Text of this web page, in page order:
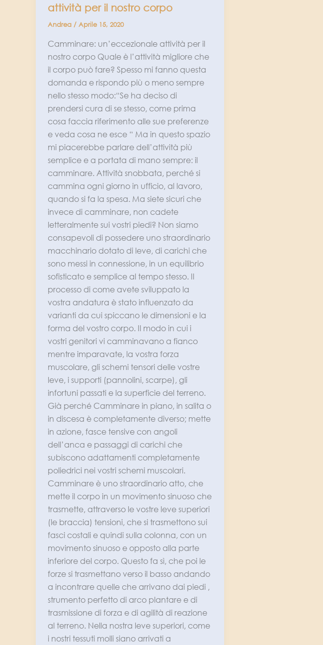
attività per il nostro corpo
Andrea / Aprile 15, 2020
Camminare: un’eccezionale attività per il
nostro corpo Quale è l’attività migliore che
il corpo può fare? Spesso mi fanno questa
domanda e rispondo più o meno sempre
nello stesso modo:“Se ha deciso di
prendersi cura di se stesso, come prima
cosa faccia riferimento alle sue preferenze
e veda cosa ne esce “ Ma in questo spazio
mi piacerebbe parlare dell’attività più
semplice e a portata di mano sempre: il
camminare. Attività snobbata, perché si
cammina ogni giorno in ufficio, al lavoro,
quando si fa la spesa. Ma siete sicuri che
invece di camminare, non cadete
letteralmente sui vostri piedi? Non siamo
consapevoli di possedere uno straordinario
macchinario dotato di leve, di carichi che
sono messi in connessione, in un equilibrio
sofisticato e semplice al tempo stesso. Il
processo di come avete sviluppato la
vostra andatura è stato influenzato da
varianti da cui spiccano le dimensioni e la
forma del vostro corpo. Il modo in cui i
vostri genitori vi camminavano a fianco
mentre imparavate, la vostra forza
muscolare, gli schemi tensori delle vostre
leve, i supporti (pannolini, scarpe), gli
infortuni passati e la superficie del terreno.
Già perché Camminare in piano, in salita o
in discesa è completamente diverso; mette
in azione, fasce tensive con angoli
dell’anca e passaggi di carichi che
subiscono adattamenti completamente
poliedrici nei vostri schemi muscolari.
Camminare è uno straordinario atto, che
mette il corpo in un movimento sinuoso che
trasmette, attraverso le vostre leve superiori
(le braccia) tensioni, che si trasmettono sui
fasci costali e quindi sulla colonna, con un
movimento sinuoso e opposto alla parte
inferiore del corpo. Questo fa sì, che poi le
forze si trasmettano verso il basso andando
a incontrare quelle che arrivano dai piedi ,
strumento perfetto di arco plantare e di
trasmissione di forza e di agilità di reazione
al terreno. Nella nostra leve superiori, come
i nostri tessuti molli siano arrivati a